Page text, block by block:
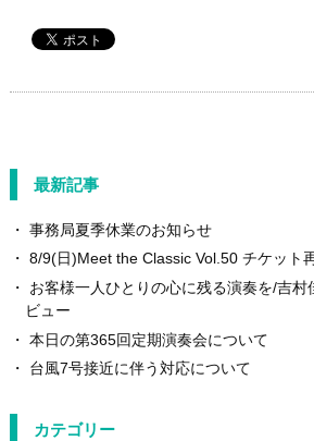
最新記事
事務局夏季休業のお知らせ
8/9(日)Meet the Classic Vol.50 チケット
お客様一人ひとりの心に残る演奏を/吉村
ビュー
本日の第365回定期演奏会について
台風7号接近に伴う対応について
カテゴリー